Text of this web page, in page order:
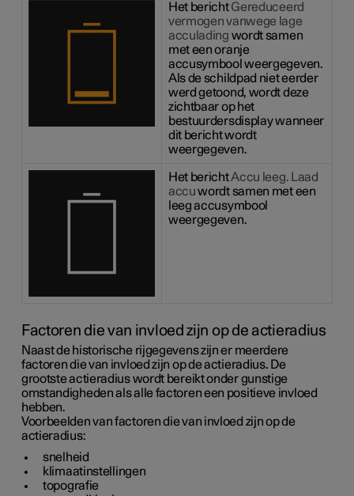
Het berichtGereduceerd
vermogen vanwege lage
acculading wordt samen
met een oranje
accusymbool weergegeven.
Als de schildpad niet eerder
werd getoond, wordt deze
zichtbaar op het
bestuurdersdisplay wanneer
dit bericht wordt
weergegeven.
Het berichtAccu leeg. Laad
accuwordt samen met een
leeg accusymbool
weergegeven.
Factoren die van invloed zijn op de actieradius
Naast de historische rijgegevens zijn er meerdere
factoren die van invloed zijn op de actieradius. De
grootste actieradius wordt bereikt onder gunstige
omstandigheden als alle factoren een positieve invloed
hebben.
Voorbeelden van factoren die van invloed zijn op de
actieradius:
snelheid
klimaatinstellingen
topografie